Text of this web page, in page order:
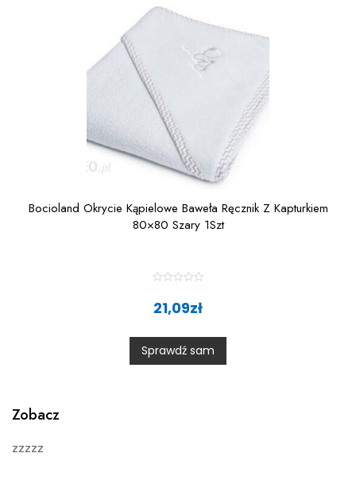
Bocioland Okrycie Kąpielowe Baweła Ręcznik Z Kapturkiem
80×80 Szary 1Szt
t
0
o
u
t
21,09zł
Sprawdź sam
Zobacz
zzzzz